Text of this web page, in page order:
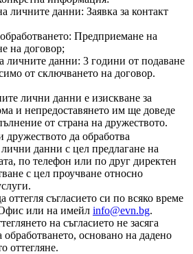
личните данни: Заявка за контакт
Предприемане на
на договор;
личните данни: 3 години от подаване
от сключването на договор.
лични данни е изискване за
и непредоставянето им ще доведе
от страна на дружеството.
дружеството да обработва
данни с цел предлагане на
по телефон или по друг директен
с цел проучване относно
оттегля съгласието си по всяко време
или на имейл info@evn.bg.
на съгласието не засяга
обработването, основано на дадено
оттегляне.